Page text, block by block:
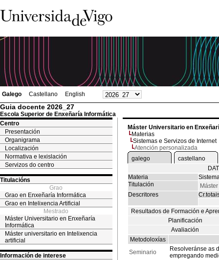
Galego Castellano English
Guia docente 2026_27
Escola Superior de Enxeñaría Informática
Centro
Presentación
Organigrama
Localización
Normativa e lexislación
Servizos do centro
Titulacións
Grao
Grao en Enxeñaría Informática
Grao en Intelixencia Artificial
Mestrado
Máster Universitario en Enxeñaría
Informática
Máster universitario en Intelixencia
artificial
Información de interese
Máster Universitario en
Materias
Sistemas e Servizos de Internet
Atención personalizada
galego
castellano
Materia
Titulación
Descritores
Resultados de Formación e
Planificación
Avaliación
Metodoloxías
Seminario
Resolveránse as
empregando